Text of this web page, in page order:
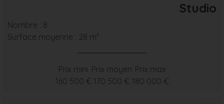
Studio
Nombre : 8
Surface moyenne : 28 m²
Prix mini
160 500 €
Prix moyen
170 500 €
Prix max
180 000 €